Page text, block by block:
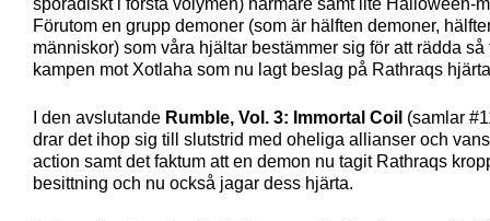
sporadiskt i första volymen) närmare samt lite Halloween-
Förutom en grupp demoner (som är hälften demoner,
människor) som våra hjältar bestämmer sig för att rädda så
kampen mot Xotlaha som nu lagt beslag på Rathraqs
I den avslutande Rumble, Vol. 3: Immortal Coil (samlar
drar det ihop sig till slutstrid med oheliga allianser och
action samt det faktum att en demon nu tagit Rathraqs
besittning och nu också jagar dess hjärta.